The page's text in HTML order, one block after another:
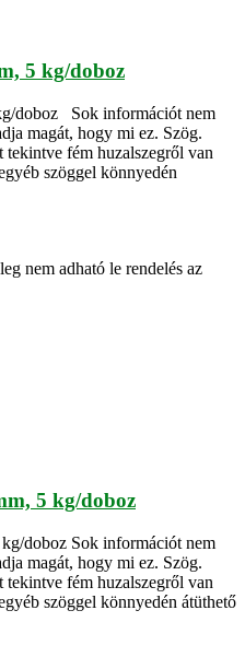
5 kg/doboz
doboz Sok információt nem
magát, hogy mi ez. Szög.
fém huzalszegről van
szöggel könnyedén
nem adható le rendelés az
5 kg/doboz
doboz Sok információt nem
magát, hogy mi ez. Szög.
fém huzalszegről van
szöggel könnyedén átüthető